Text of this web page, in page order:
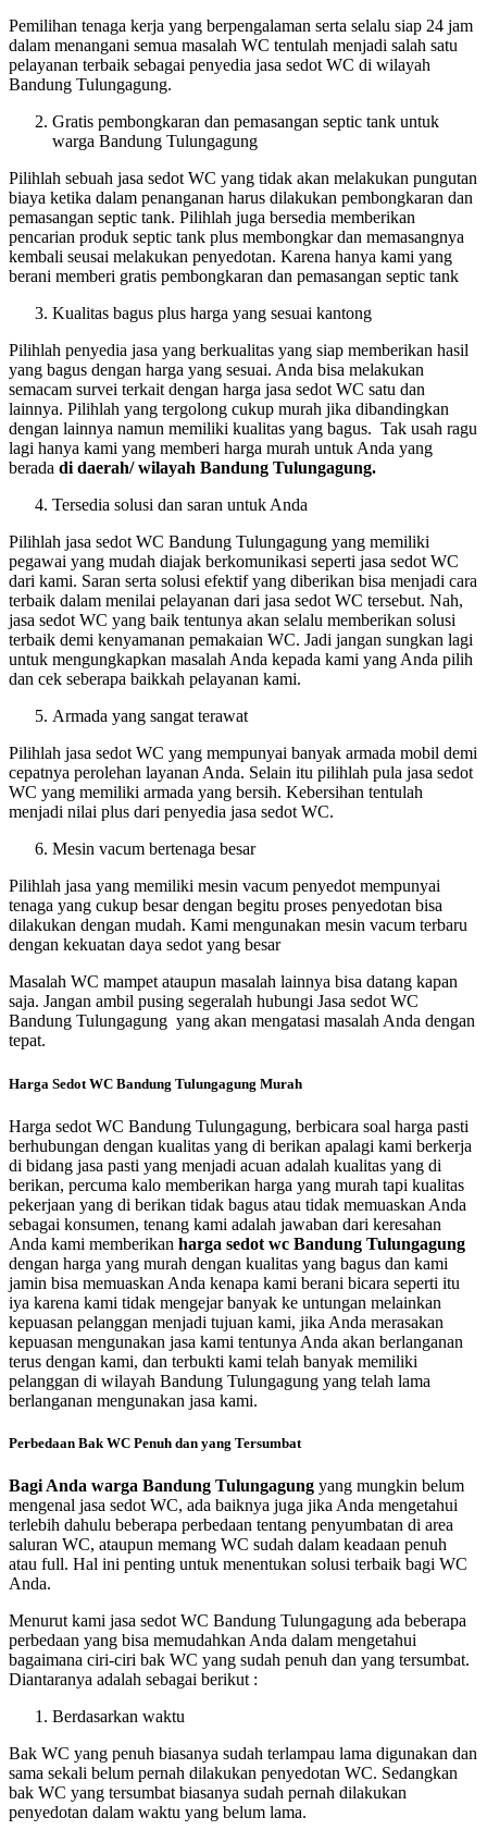
Pemilihan tenaga kerja yang berpengalaman serta selalu siap 24 jam
dalam menangani semua masalah WC tentulah menjadi salah satu
pelayanan terbaik sebagai penyedia jasa sedot WC di wilayah
Bandung Tulungagung.
Gratis pembongkaran dan pemasangan septic tank untuk
warga Bandung Tulungagung
Pilihlah sebuah jasa sedot WC yang tidak akan melakukan pungutan
biaya ketika dalam penanganan harus dilakukan pembongkaran dan
pemasangan septic tank. Pilihlah juga bersedia memberikan
pencarian produk septic tank plus membongkar dan memasangnya
kembali seusai melakukan penyedotan. Karena hanya kami yang
berani memberi gratis pembongkaran dan pemasangan septic tank
Kualitas bagus plus harga yang sesuai kantong
Pilihlah penyedia jasa yang berkualitas yang siap memberikan hasil
yang bagus dengan harga yang sesuai. Anda bisa melakukan
semacam survei terkait dengan harga jasa sedot WC satu dan
lainnya. Pilihlah yang tergolong cukup murah jika dibandingkan
dengan lainnya namun memiliki kualitas yang bagus. Tak usah ragu
lagi hanya kami yang memberi harga murah untuk Anda yang
berada di daerah/ wilayah Bandung Tulungagung.
Tersedia solusi dan saran untuk Anda
Pilihlah jasa sedot WC Bandung Tulungagung yang memiliki
pegawai yang mudah diajak berkomunikasi seperti jasa sedot WC
dari kami. Saran serta solusi efektif yang diberikan bisa menjadi cara
terbaik dalam menilai pelayanan dari jasa sedot WC tersebut. Nah,
jasa sedot WC yang baik tentunya akan selalu memberikan solusi
terbaik demi kenyamanan pemakaian WC. Jadi jangan sungkan lagi
untuk mengungkapkan masalah Anda kepada kami yang Anda pilih
dan cek seberapa baikkah pelayanan kami.
Armada yang sangat terawat
Pilihlah jasa sedot WC yang mempunyai banyak armada mobil demi
cepatnya perolehan layanan Anda. Selain itu pilihlah pula jasa sedot
WC yang memiliki armada yang bersih. Kebersihan tentulah
menjadi nilai plus dari penyedia jasa sedot WC.
Mesin vacum bertenaga besar
Pilihlah jasa yang memiliki mesin vacum penyedot mempunyai
tenaga yang cukup besar dengan begitu proses penyedotan bisa
dilakukan dengan mudah. Kami mengunakan mesin vacum terbaru
dengan kekuatan daya sedot yang besar
Masalah WC mampet ataupun masalah lainnya bisa datang kapan
saja. Jangan ambil pusing segeralah hubungi Jasa sedot WC
Bandung Tulungagung yang akan mengatasi masalah Anda dengan
tepat.
Harga Sedot WC Bandung Tulungagung Murah
Harga sedot WC Bandung Tulungagung, berbicara soal harga pasti
berhubungan dengan kualitas yang di berikan apalagi kami berkerja
di bidang jasa pasti yang menjadi acuan adalah kualitas yang di
berikan, percuma kalo memberikan harga yang murah tapi kualitas
pekerjaan yang di berikan tidak bagus atau tidak memuaskan Anda
sebagai konsumen, tenang kami adalah jawaban dari keresahan
Anda kami memberikan harga sedot wc Bandung Tulungagung
dengan harga yang murah dengan kualitas yang bagus dan kami
jamin bisa memuaskan Anda kenapa kami berani bicara seperti itu
iya karena kami tidak mengejar banyak ke untungan melainkan
kepuasan pelanggan menjadi tujuan kami, jika Anda merasakan
kepuasan mengunakan jasa kami tentunya Anda akan berlanganan
terus dengan kami, dan terbukti kami telah banyak memiliki
pelanggan di wilayah Bandung Tulungagung yang telah lama
berlanganan mengunakan jasa kami.
Perbedaan Bak WC Penuh dan yang Tersumbat
Bagi Anda warga Bandung Tulungagung yang mungkin belum
mengenal jasa sedot WC, ada baiknya juga jika Anda mengetahui
terlebih dahulu beberapa perbedaan tentang penyumbatan di area
saluran WC, ataupun memang WC sudah dalam keadaan penuh
atau full. Hal ini penting untuk menentukan solusi terbaik bagi WC
Anda.
Menurut kami jasa sedot WC Bandung Tulungagung ada beberapa
perbedaan yang bisa memudahkan Anda dalam mengetahui
bagaimana ciri-ciri bak WC yang sudah penuh dan yang tersumbat.
Diantaranya adalah sebagai berikut :
Berdasarkan waktu
Bak WC yang penuh biasanya sudah terlampau lama digunakan dan
sama sekali belum pernah dilakukan penyedotan WC. Sedangkan
bak WC yang tersumbat biasanya sudah pernah dilakukan
penyedotan dalam waktu yang belum lama.